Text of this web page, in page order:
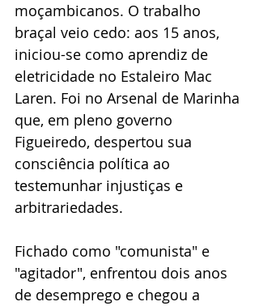
moçambicanos. O trabalho
braçal veio cedo: aos 15 anos,
iniciou-se como aprendiz de
eletricidade no Estaleiro Mac
Laren. Foi no Arsenal de Marinha
que, em pleno governo
Figueiredo, despertou sua
consciência política ao
testemunhar injustiças e
arbitrariedades.
Fichado como "comunista" e
"agitador", enfrentou dois anos
de desemprego e chegou a